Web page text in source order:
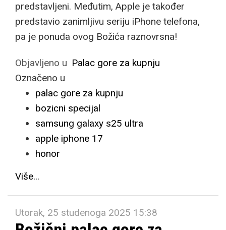
predstavljeni. Međutim, Apple je također
predstavio zanimljivu seriju iPhone telefona,
pa je ponuda ovog Božića raznovrsna!
Objavljeno u Palac gore za kupnju
Označeno u
palac gore za kupnju
bozicni specijal
samsung galaxy s25 ultra
apple iphone 17
honor
Više...
Utorak, 25 studenoga 2025 15:38